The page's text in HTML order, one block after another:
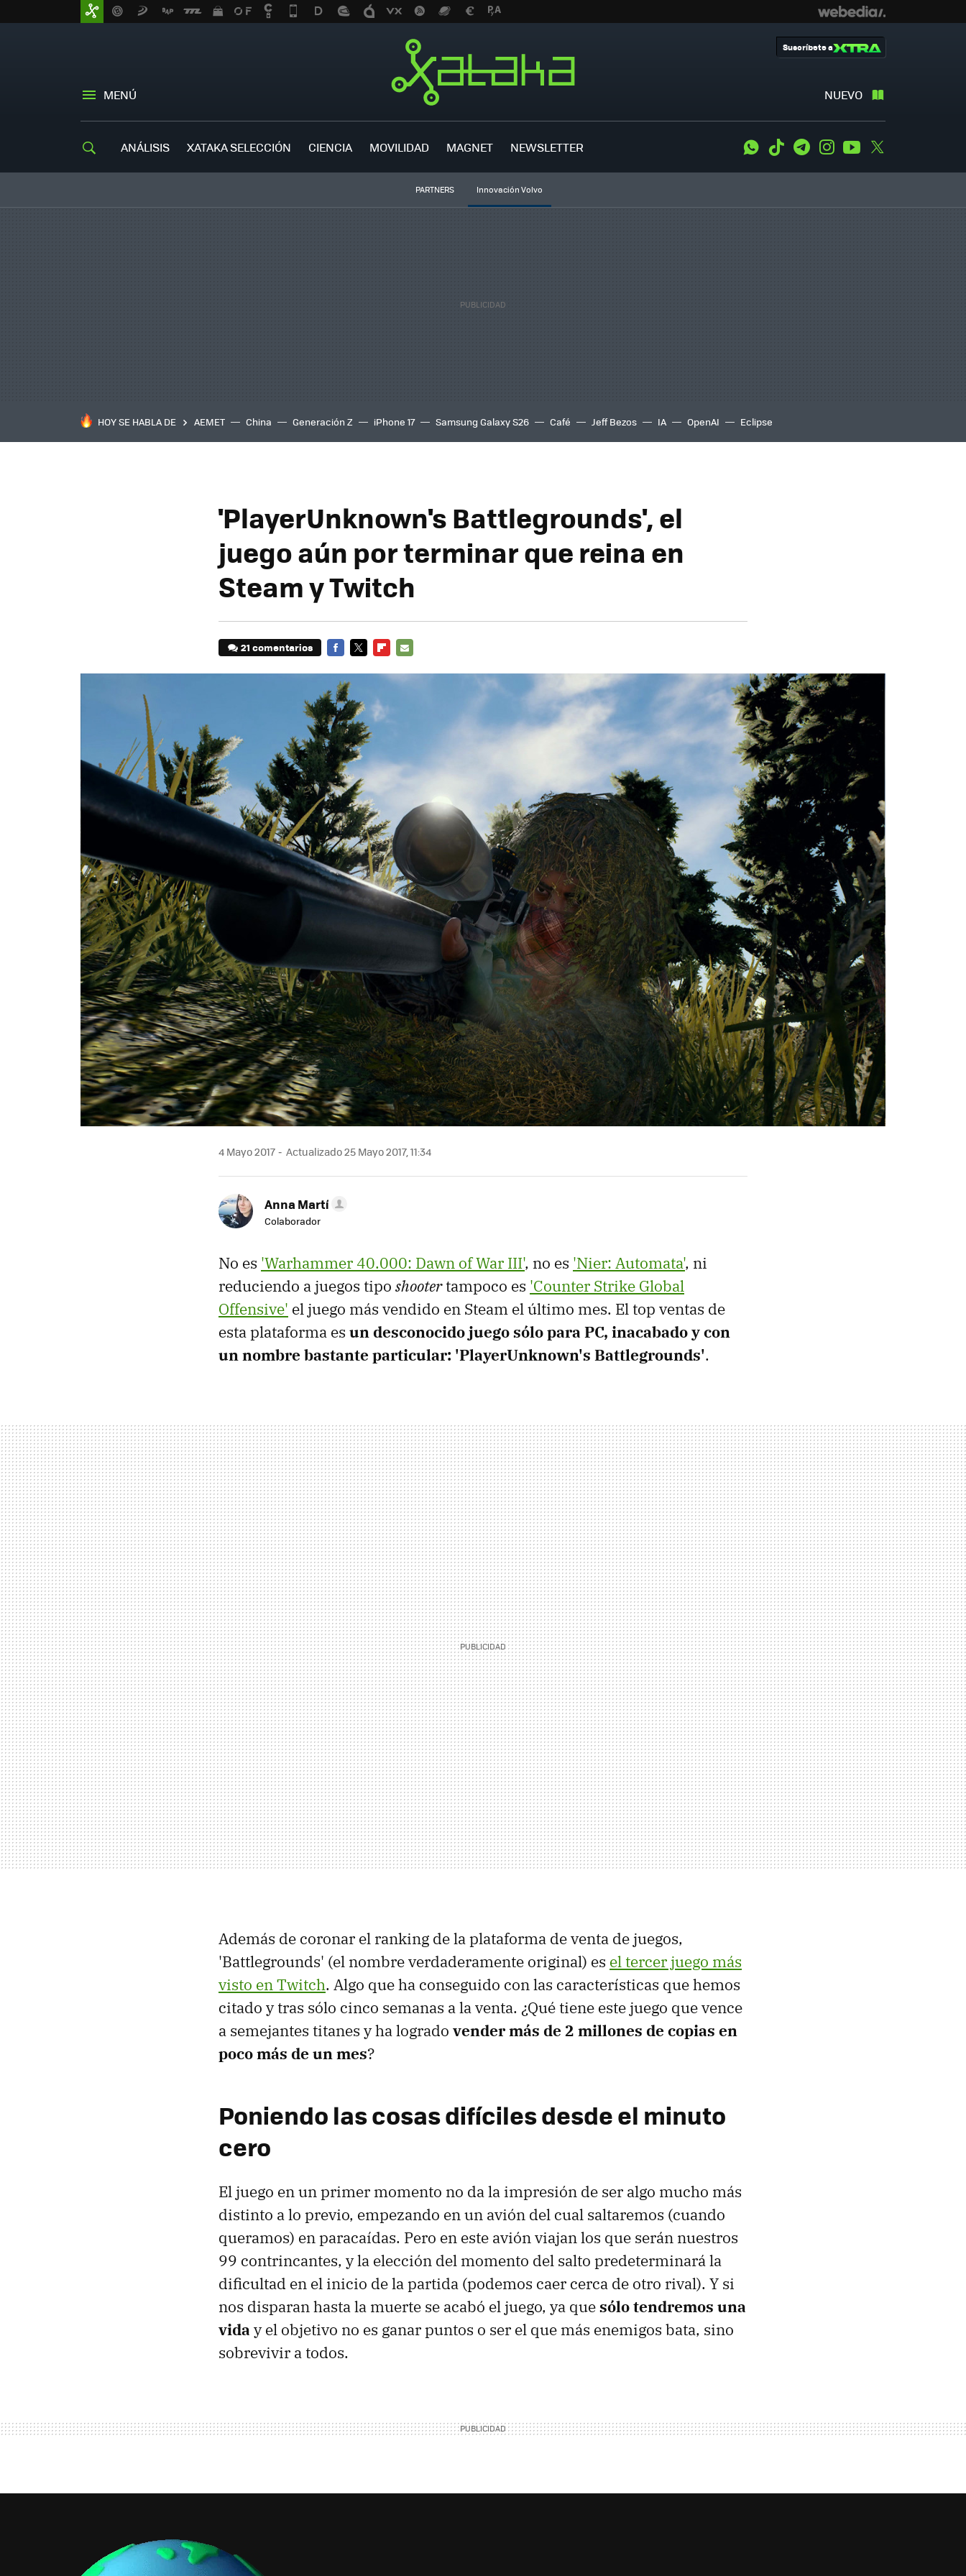
MENÚ NUEVO
Suscríbete a
ANÁLISIS XATAKA SELECCIÓN CIENCIA MOVILIDAD MAGNET NEWSLETTER WhatsApp
Tiktok TelegramInstagramYoutube
PARTNERS Innovación Volvo
HOY SE HABLA DE AEMET China Generación Z iPhone 17 Samsung Galaxy S26 Café Jeff Bezos IA OpenAI Eclipse
'PlayerUnknown's Battlegrounds', el
juego aún por terminar que reina en
Steam y Twitch
21 comentarios
MAIL
4 Mayo 2017 Actualizado 25 Mayo 2017, 11:34
Anna Martí
Colaborador
No es 'Warhammer 40.000: Dawn of War III', no es 'Nier: Automata', ni
reduciendo a juegos tipo shootertampoco es 'Counter Strike Global
Offensive' el juego más vendido en Steam el último mes. El top ventas de
esta plataforma es un desconocido juego sólo para PC, inacabado y con
un nombre bastante particular: 'PlayerUnknown's Battlegrounds'.
Además de coronar el ranking de la plataforma de venta de juegos,
'Battlegrounds' (el nombre verdaderamente original) es el tercer juego más
visto en Twitch. Algo que ha conseguido con las características que hemos
citado y tras sólo cinco semanas a la venta. ¿Qué tiene este juego que vence
a semejantes titanes y ha logrado vender más de 2 millones de copias en
poco más de un mes?
Poniendo las cosas difíciles desde el minuto
cero
El juego en un primer momento no da la impresión de ser algo mucho más
distinto a lo previo, empezando en un avión del cual saltaremos (cuando
queramos) en paracaídas. Pero en este avión viajan los que serán nuestros
99 contrincantes, y la elección del momento del salto predeterminará la
dificultad en el inicio de la partida (podemos caer cerca de otro rival). Y si
nos disparan hasta la muerte se acabó el juego, ya quesólo tendremos una
vida y el objetivo no es ganar puntos o ser el que más enemigos bata, sino
sobrevivir a todos.